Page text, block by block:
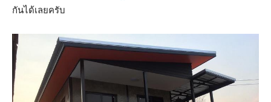
กันได้เลยครับ